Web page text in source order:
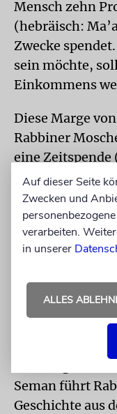
Mensch zehn
(hebräisch:
Zwecke
sein möchte,
Einkommens
Diese Marge
Rabbiner
eine Zeitspende
übertragen. In
Mosche, Even
Feinstein
zehn Prozent
verwenden
eigenen
dass man etwa
Seman führt
Geschichte aus
Auf dieser Seite
Zwecken und
verarbeiten.
in unserer
ALLES